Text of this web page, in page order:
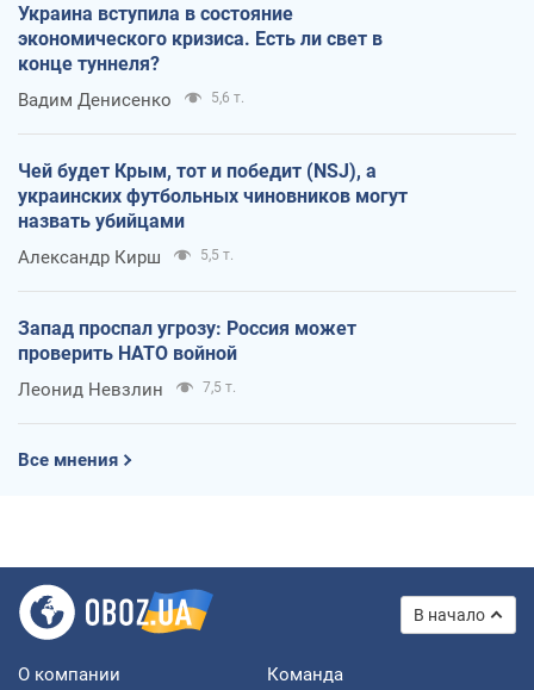
Украина вступила в состояние
экономического кризиса. Есть ли свет в
конце туннеля?
Вадим Денисенко 5,6 т.
Чей будет Крым, тот и победит (NSJ), а
украинских футбольных чиновников могут
назвать убийцами
Александр Кирш 5,5 т.
Запад проспал угрозу: Россия может
проверить НАТО войной
Леонид Невзлин 7,5 т.
Все мнения
В начало
О компании Команда